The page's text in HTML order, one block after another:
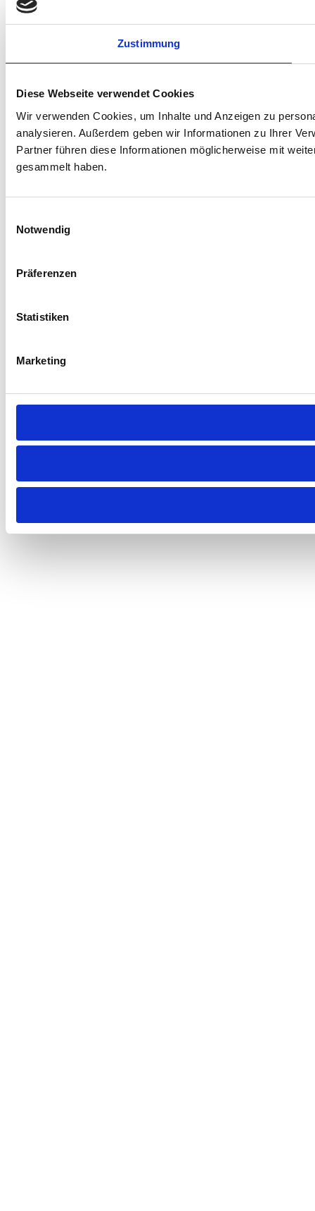
Zustimmung
Diese Webseite verwendet Cookies
Wir verwenden Cookies, um Inhalte und Anzeigen zu
analysieren. Außerdem geben wir Informationen zu Ihrer
Partner führen diese Informationen möglicherweise mit
gesammelt haben.
Notwendig
Präferenzen
Statistiken
Marketing